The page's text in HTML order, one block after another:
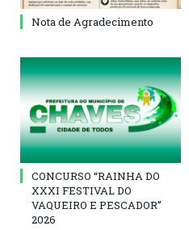
Nota de Agradecimento
CONCURSO “RAINHA DO
XXXI FESTIVAL DO
VAQUEIRO E PESCADOR”
2026